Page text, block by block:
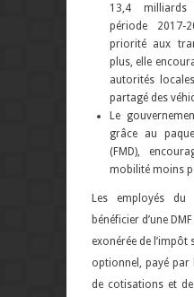
13,4 milliards
période
priorité aux
plus, elle
autorités
partagé des
Le
grâce au
(FMD),
mobilité moins
Les employés du
bénéficier d’une
exonérée de l’impôt
optionnel, payé par
de cotisations et